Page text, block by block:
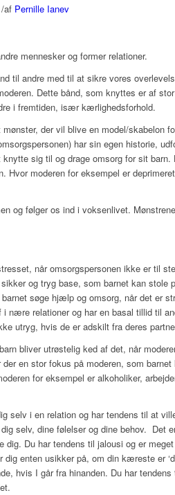
/af Pernille Ianev
mennesker og former relationer.
til andre med til at sikre vores
Dette bånd, som knyttes er af
i fremtiden, især kærlighedsforhold.
der vil blive en model/skabelon
har sin egen historie,
sig til og drage omsorg for sit
Hvor moderen for eksempel er
og følger os ind i voksenlivet.
når omsorgspersonen ikke er til
og tryg base, som barnet kan stole
søge hjælp og omsorg, når det er
nære relationer og har en basal tillid til
utryg, hvis de er adskilt fra deres
bliver utrøstelig ked af det, når
en stor fokus på moderen, som
for eksempel er alkoholiker,
i en relation og har tendens til at
selv, dine følelser og dine behov. Det
dig. Du har tendens til jalousi og er
enten usikker på, om din kæreste er
hvis I går fra hinanden. Du har